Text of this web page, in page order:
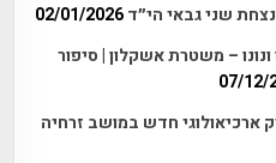
שני גבאי הי״ד 02/01/2026
– משטרת אשקלון | סיפור
07/12/
ארכיאולוגי חדש במושב זרחיה